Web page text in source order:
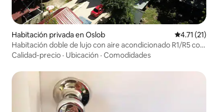
Habitación privada en Oslob Calificación
4.71 (21)
Habitación doble de lujo con aire acondicionado R1/R5 con
vistas al mar / 2 personas
Calidad-precio · Ubicación · Comodidades